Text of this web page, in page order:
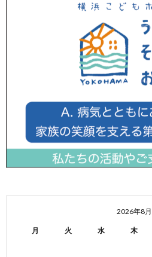
2026年8月
月 火 水 木